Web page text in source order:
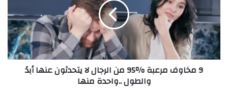
9 مخاوف مرعبة ٪95 من الرجال لا يتحدثون عنها أبدً
والطول ..واحدة منها